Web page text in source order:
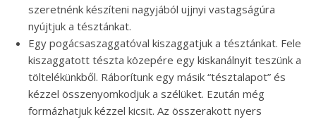
szeretnénk készíteni nagyjából ujjnyi vastagságúra
nyújtjuk a tésztánkat.
Egy pogácsaszaggatóval kiszaggatjuk a tésztánkat. Fele
kiszaggatott tészta közepére egy kiskanálnyit teszünk a
töltelékünkből. Ráborítunk egy másik “tésztalapot” és
kézzel összenyomkodjuk a szélüket. Ezután még
formázhatjuk kézzel kicsit. Az összerakott nyers